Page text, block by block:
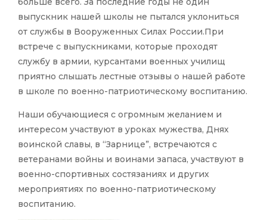
выпускник нашей школы не пытался уклониться
от службы в Вооруженных Силах России.При
встрече с выпускниками, которые проходят
службу в армии, курсантами военных училищ
приятно слышать лестные отзывы о нашей работе
в школе по военно-патриотическому воспитанию.
Наши обучающиеся с огромным желанием и
интересом участвуют в уроках мужества, Днях
воинской славы, в “Зарнице”, встречаются с
ветеранами войны и воинами запаса, участвуют в
военно-спортивных состязаниях и других
мероприятиях по военно-патриотическому
воспитанию.